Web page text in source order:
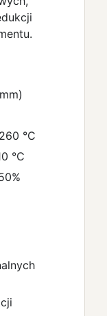
°C
°C